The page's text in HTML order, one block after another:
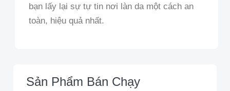
bạn lấy lại sự tự tin nơi làn da một cách an
toàn, hiệu quả nhất.
Sản Phẩm Bán Chạy